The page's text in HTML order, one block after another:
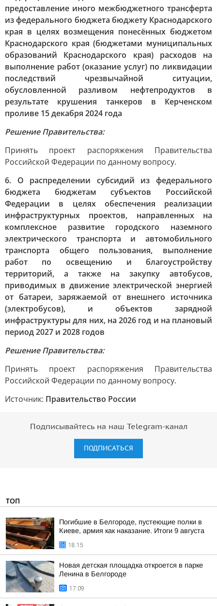
предоставление иного межбюджетного трансферта
из федерального бюджета бюджету Краснодарского
края в целях возмещения понесённых бюджетом
Краснодарского края (бюджетами муниципальных
образований Краснодарского края) расходов на
выполнение работ (оказание услуг) по ликвидации
последствий чрезвычайной ситуации,
обусловленной разливом нефтепродуктов в
результате крушения танкеров в Керченском
проливе 15 декабря 2024 года
Решение Правительства:
Принять проект распоряжения Правительства
Российской Федерации по данному вопросу.
6. О распределении субсидий из федерального
бюджета бюджетам субъектов Российской
Федерации в целях обеспечения реализации
инфраструктурных проектов, направленных на
комплексное развитие городского наземного
электрического транспорта и автомобильного
транспорта общего пользования, выполнение
работ по освещению и благоустройству
территорий, а также на закупку автобусов,
приводимых в движение электрической энергией
от батареи, заряжаемой от внешнего источника
(электробусов), и объектов зарядной
инфраструктуры для них, на 2026 год и на плановый
период 2027 и 2028 годов
Решение Правительства:
Принять проект распоряжения Правительства
Российской Федерации по данному вопросу.
Источник: Правительство России
Подписывайтесь на наш Telegram-канал
ПОДПИСАТЬСЯ
ТОП
Погибшие в Белгороде, пустеющие полки в
Киеве, армия как наказание. Итоги 9 августа
18:15
Новая детская площадка откроется в парке
Ленина в Белгороде
17:09